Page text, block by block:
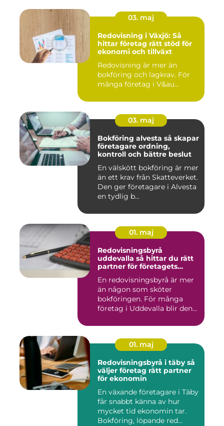
03. maj
Redovisning i Växjö: Så
hittar företag rätt stöd för
ekonomi och tillväxt
Redovisning är mer än
bokföring och lagkrav. För
många företag i V&au...
03. maj
Bokföring alvesta så skapar
företagare ordning,
kontroll och bättre beslut
En välskött bokföring är mer
än ett krav från Skatteverket.
Den ger företagare i Alvesta
en tydlig b...
01. maj
Redovisningsbyrå
uddevalla så hittar du rätt
partner för företagets
En redovisningsbyrå är mer
än någon som sköter
bokföringen. För många
företag i Uddevalla blir den
01. maj
Redovisningsbyrå i täby så
väljer företag rätt partner
för ekonomin
En växande företagare i Täby
får snabbt känna av hur
mycket tid ekonomin tar.
Bokföring, löpande red...